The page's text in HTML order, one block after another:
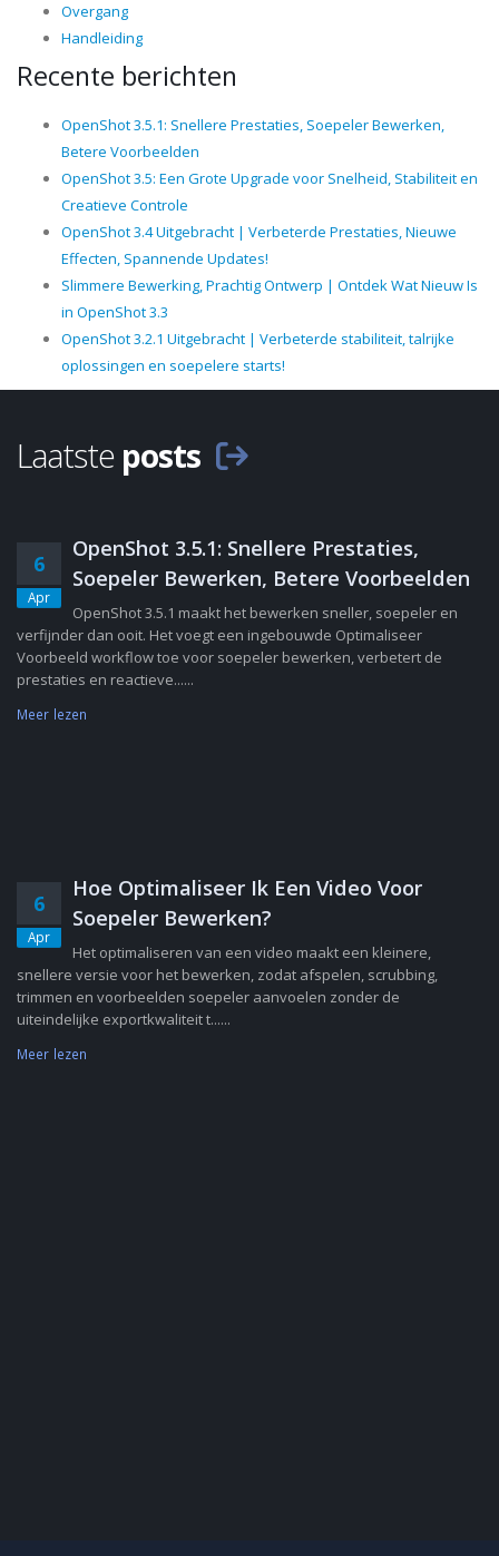
Overgang
Handleiding
Recente berichten
OpenShot 3.5.1: Snellere Prestaties, Soepeler Bewerken,
Betere Voorbeelden
OpenShot 3.5: Een Grote Upgrade voor Snelheid, Stabiliteit en
Creatieve Controle
OpenShot 3.4 Uitgebracht | Verbeterde Prestaties, Nieuwe
Effecten, Spannende Updates!
Slimmere Bewerking, Prachtig Ontwerp | Ontdek Wat Nieuw Is
in OpenShot 3.3
OpenShot 3.2.1 Uitgebracht | Verbeterde stabiliteit, talrijke
oplossingen en soepelere starts!
Laatste posts
6
Apr
OpenShot 3.5.1: Snellere Prestaties,
Soepeler Bewerken, Betere Voorbeelden
OpenShot 3.5.1 maakt het bewerken sneller, soepeler en
verfijnder dan ooit. Het voegt een ingebouwde Optimaliseer
Voorbeeld workflow toe voor soepeler bewerken, verbetert de
prestaties en reactieve......
Meer lezen
6
Apr
Hoe Optimaliseer Ik Een Video Voor
Soepeler Bewerken?
Het optimaliseren van een video maakt een kleinere,
snellere versie voor het bewerken, zodat afspelen, scrubbing,
trimmen en voorbeelden soepeler aanvoelen zonder de
uiteindelijke exportkwaliteit t......
Meer lezen